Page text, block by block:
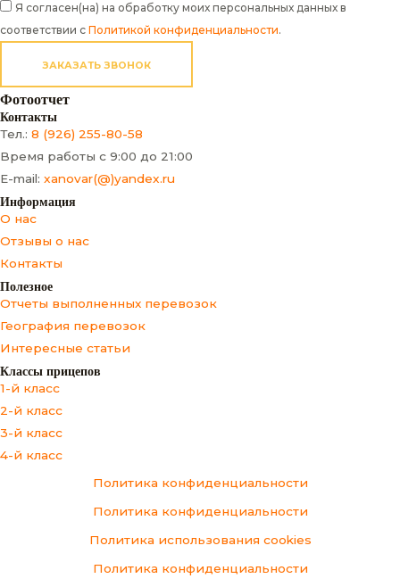
Я согласен(на) на обработку моих персональных данных в
соответствии с Политикой конфиденциальности.
ЗАКАЗАТЬ ЗВОНОК
Фотоотчет
Контакты
Тел.: 8 (926) 255-80-58
Время работы с 9:00 до 21:00
E-mail: xanovar(@)yandex.ru
Информация
О нас
Отзывы о нас
Контакты
Полезное
Отчеты выполненных перевозок
География перевозок
Интересные статьи
Классы прицепов
1-й класс
2-й класс
3-й класс
4-й класс
Политика конфиденциальности
Политика конфиденциальности
Политика использования cookies
Политика конфиденциальности